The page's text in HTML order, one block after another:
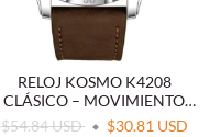
RELOJ KOSMO K4208
CLÁSICO – MOVIMIENTO
JAPONÉS (MIYOTA)
$54.84 USD $30.81 USD